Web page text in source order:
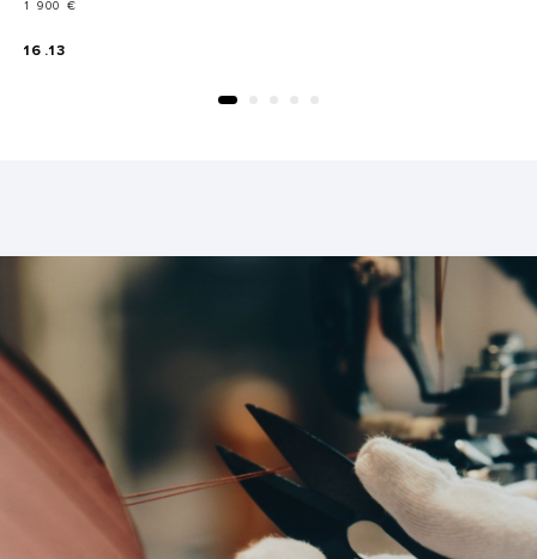
Prix
1 900 €
16.13